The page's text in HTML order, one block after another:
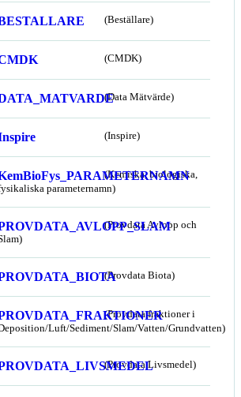
(Beställare)
(CMDK)
(Data Mätvärde)
(Inspire)
(Kemiska, biologiska,
parameternamn)
(Provdata Avlopp och
(Provdata Biota)
(Provdata fraktioner i
Luft/Sediment/Slam/Vatten/Grundvatten)
(Provdata Livsmedel)